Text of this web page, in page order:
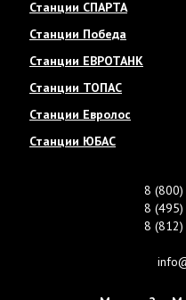
Станции СПАРТА
Станции Победа
Станции ЕВРОТАНК
Станции ТОПАС
Станции Евролос
Станции ЮБАС
8
8
8